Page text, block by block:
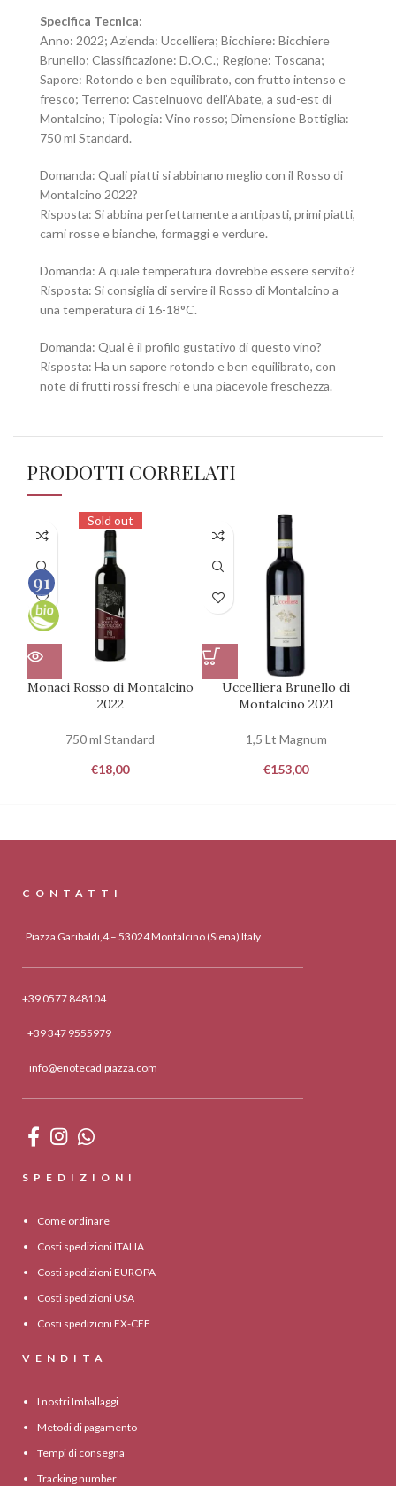
Specifica Tecnica:
Anno: 2022; Azienda: Uccelliera; Bicchiere: Bicchiere
Brunello; Classificazione: D.O.C.; Regione: Toscana;
Sapore: Rotondo e ben equilibrato, con frutto intenso e
fresco; Terreno: Castelnuovo dell’Abate, a sud-est di
Montalcino; Tipologia: Vino rosso; Dimensione Bottiglia:
750 ml Standard.
Domanda: Quali piatti si abbinano meglio con il Rosso di
Montalcino 2022?
Risposta: Si abbina perfettamente a antipasti, primi piatti,
carni rosse e bianche, formaggi e verdure.
Domanda: A quale temperatura dovrebbe essere servito?
Risposta: Si consiglia di servire il Rosso di Montalcino a
una temperatura di 16-18°C.
Domanda: Qual è il profilo gustativo di questo vino?
Risposta: Ha un sapore rotondo e ben equilibrato, con
note di frutti rossi freschi e una piacevole freschezza.
PRODOTTI CORRELATI
Sold out
Monaci Rosso di Montalcino
2022
750 ml Standard
€18,00
Uccelliera Brunello di
Montalcino 2021
1,5 Lt Magnum
€153,00
91
100
CONTATTI
Piazza Garibaldi,4 – 53024 Montalcino (Siena) Italy
+39 0577 848104
+39 347 9555979
info@enotecadipiazza.com
SPEDIZIONI
Come ordinare
Costi spedizioni ITALIA
Costi spedizioni EUROPA
Costi spedizioni USA
Costi spedizioni EX-CEE
VENDITA
I nostri Imballaggi
Metodi di pagamento
Tempi di consegna
Tracking number